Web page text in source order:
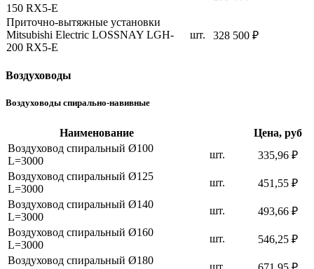
150 RX5-E
Приточно-вытяжные установки
Mitsubishi Electric LOSSNAY LGH-
200 RX5-E
шт. 328 500 ₽
Воздуховоды
Воздуховоды спирально-навивные
Наименование
Цена, руб
Воздуховод спиральный Ø100
L=3000
шт.
335,96 ₽
Воздуховод спиральный Ø125
L=3000
шт.
451,55 ₽
Воздуховод спиральный Ø140
L=3000
шт.
493,66 ₽
Воздуховод спиральный Ø160
L=3000
шт.
546,25 ₽
Воздуховод спиральный Ø180
шт.